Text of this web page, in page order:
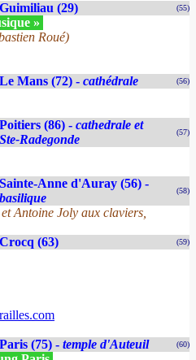
Guimiliau (29) (55)
»
Roué)
Le Mans (72) - cathédrale (56)
Poitiers (86) - cathedrale et
Ste-Radegonde
(57)
Sainte-Anne d'Auray (56) -
basilique
(58)
Antoine Joly aux claviers,
Crocq (63) (59)
Paris (75) - temple d'Auteuil (60)